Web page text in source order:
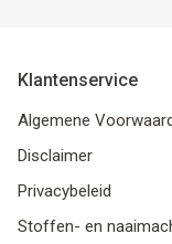
Klantenservice
Algemene
Disclaimer
Privacybeleid
Stoffen- en